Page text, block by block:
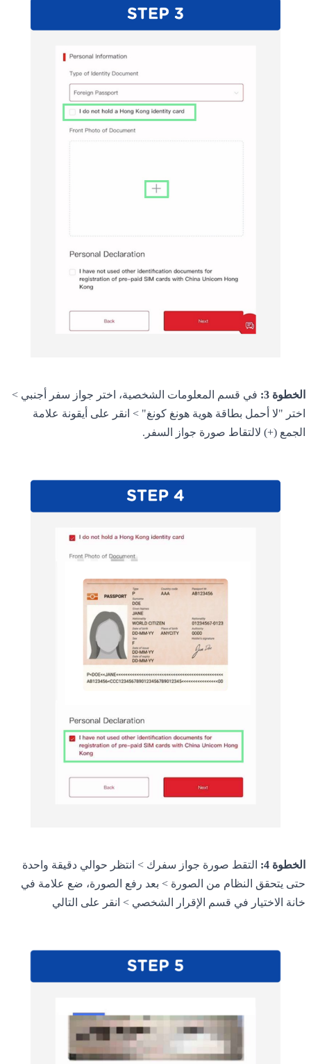
الخطوة 3:
في قسم المعلومات الشخصية، اختر جواز سفر أجنبي >
اختر "لا أحمل بطاقة هوية هونغ كونغ" > انقر على أيقونة علامة
الجمع (+) لالتقاط صورة جواز السفر.
الخطوة 4:
التقط صورة جواز سفرك > انتظر حوالي دقيقة واحدة
حتى يتحقق النظام من الصورة > بعد رفع الصورة، ضع علامة في
خانة الاختيار في قسم الإقرار الشخصي > انقر على التالي